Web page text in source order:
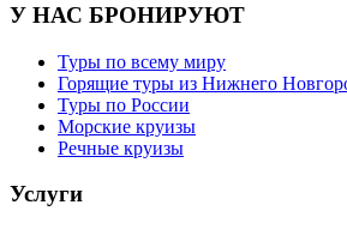
У НАС БРОНИРУЮТ
Туры по всему миру
Горящие туры из Нижнего
Туры по России
Морские круизы
Речные круизы
Услуги